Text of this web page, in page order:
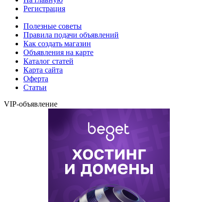
Регистрация
Полезные советы
Правила подачи объявлений
Как создать магазин
Объявления на карте
Каталог статей
Карта сайта
Оферта
Статьи
VIP-объявление